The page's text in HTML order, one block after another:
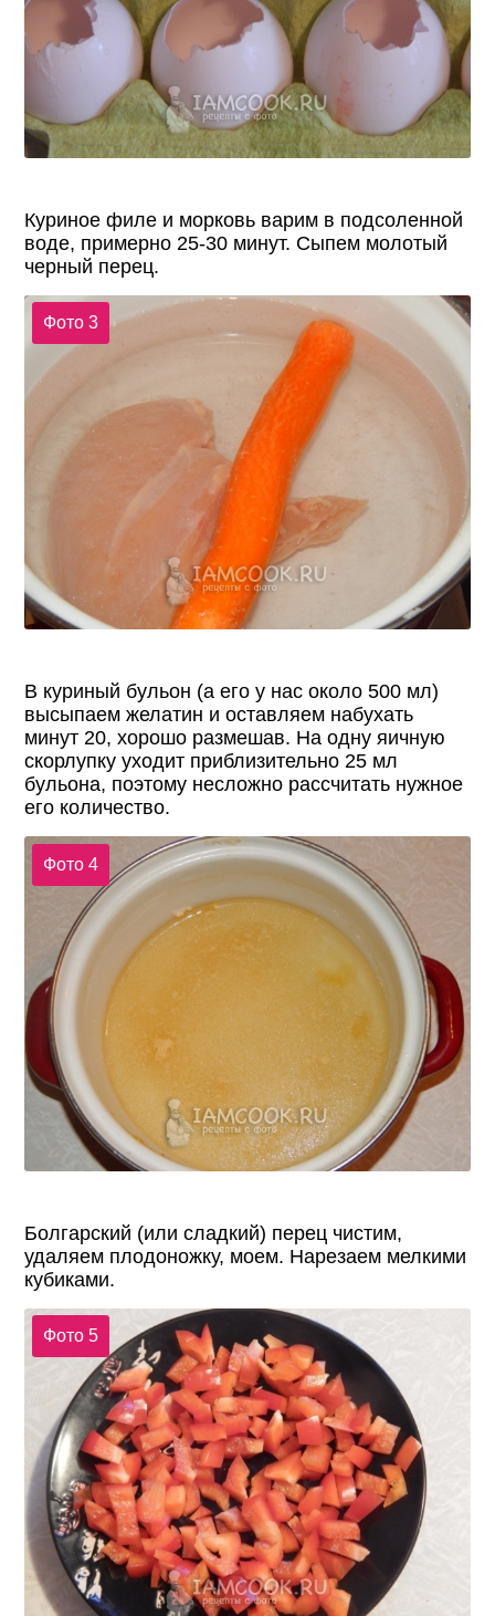
Куриное филе и морковь варим в подсоленной
воде, примерно 25-30 минут. Сыпем молотый
черный перец.
Фото 3
В куриный бульон (а его у нас около 500 мл)
высыпаем желатин и оставляем набухать
минут 20, хорошо размешав. На одну яичную
скорлупку уходит приблизительно 25 мл
бульона, поэтому несложно рассчитать нужное
его количество.
Фото 4
Болгарский (или сладкий) перец чистим,
удаляем плодоножку, моем. Нарезаем мелкими
кубиками.
Фото 5